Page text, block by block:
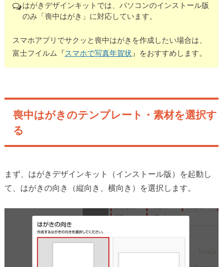
はがきデザインキットでは、パソコンのインストール版
のみ「喪中はがき」に対応しています。
スマホアプリでサクッと喪中はがきを作成したい場合は、
富士フイルム『スマホで写真年賀状 』をおすすめします。
喪中はがきのテンプレート・素材を選択す
る
まず、はがきデザインキット（インストール版）を起動し
て、はがきの向き（縦向き、横向き）を選択します。